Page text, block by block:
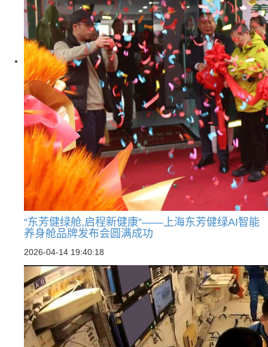
“东芳健绿舱,启程新健康”——上海东芳健绿AI智能
养身舱品牌发布会圆满成功
2026-04-14 19:40:18